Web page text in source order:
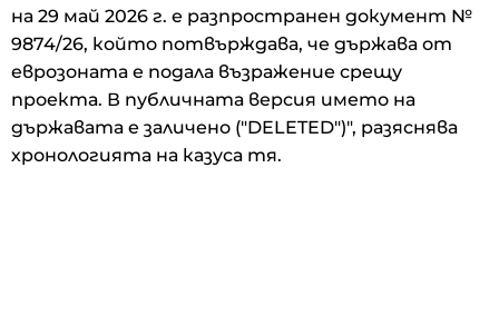
на 29 май 2026 г. е разпространен документ №
9874/26, който потвърждава, че държава от
еврозоната е подала възражение срещу
проекта. В публичната версия името на
държавата е заличено ("DELETED")", разяснява
хронологията на казуса тя.